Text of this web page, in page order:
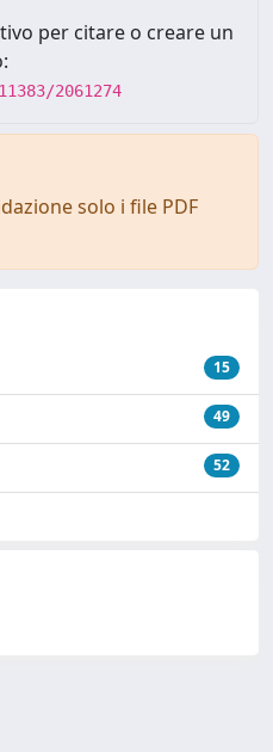
per citare o creare un
2061274
solo i file PDF
15
49
52